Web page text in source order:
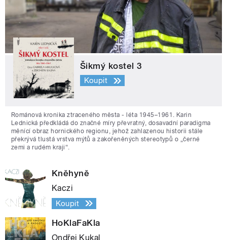
Šikmý kostel 3
Koupit
Románová kronika ztraceného města - léta 1945–1961. Karin
Lednická předkládá do značné míry převratný, dosavadní paradigma
měnící obraz hornického regionu, jehož zahlazenou historii stále
překrývá tlustá vrstva mýtů a zakořeněných stereotypů o „černé
zemi a rudém kraji“.
Kněhyně
Kaczi
Koupit
HoKlaFaKla
Ondřej Kukal